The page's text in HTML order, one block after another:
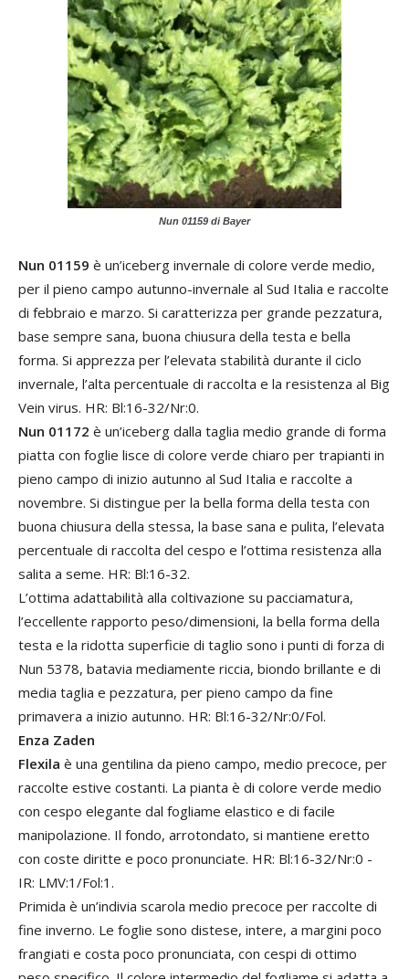
Nun 01159 di Bayer
Nun 01159 è un’iceberg invernale di colore verde medio,
per il pieno campo autunno-invernale al Sud Italia e raccolte
di febbraio e marzo. Si caratterizza per grande pezzatura,
base sempre sana, buona chiusura della testa e bella
forma. Si apprezza per l’elevata stabilità durante il ciclo
invernale, l’alta percentuale di raccolta e la resistenza al Big
Vein virus. HR: Bl:16-32/Nr:0.
Nun 01172 è un’iceberg dalla taglia medio grande di forma
piatta con foglie lisce di colore verde chiaro per trapianti in
pieno campo di inizio autunno al Sud Italia e raccolte a
novembre. Si distingue per la bella forma della testa con
buona chiusura della stessa, la base sana e pulita, l’elevata
percentuale di raccolta del cespo e l’ottima resistenza alla
salita a seme. HR: Bl:16-32.
L’ottima adattabilità alla coltivazione su pacciamatura,
l’eccellente rapporto peso/dimensioni, la bella forma della
testa e la ridotta superficie di taglio sono i punti di forza di
Nun 5378, batavia mediamente riccia, biondo brillante e di
media taglia e pezzatura, per pieno campo da fine
primavera a inizio autunno. HR: Bl:16-32/Nr:0/Fol.
Enza Zaden
Flexila è una gentilina da pieno campo, medio precoce, per
raccolte estive costanti. La pianta è di colore verde medio
con cespo elegante dal fogliame elastico e di facile
manipolazione. Il fondo, arrotondato, si mantiene eretto
con coste diritte e poco pronunciate. HR: Bl:16-32/Nr:0 -
IR: LMV:1/Fol:1.
Primida è un’indivia scarola medio precoce per raccolte di
fine inverno. Le foglie sono distese, intere, a margini poco
frangiati e costa poco pronunciata, con cespi di ottimo